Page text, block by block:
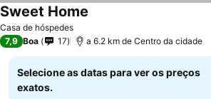
Casa de hóspedes
Sweet Home
7,9 Boa 17 a 6.2 km de Centro da cidade
Selecione as datas para ver os preços
exatos.